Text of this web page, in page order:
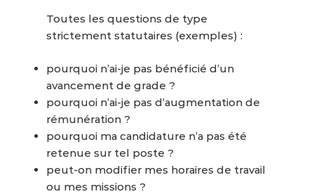
Toutes les questions de type
strictement statutaires (exemples) :
pourquoi n’ai-je pas bénéficié d’un
avancement de grade ?
pourquoi n’ai-je pas d’augmentation de
rémunération ?
pourquoi ma candidature n’a pas été
retenue sur tel poste ?
peut-on modifier mes horaires de travail
ou mes missions ?